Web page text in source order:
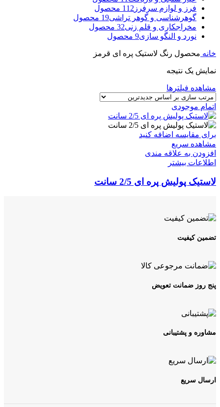
فرز و لوازم سرفرز 112 محصول
گوهرشناسی و گوهر تراشی19 محصول
مخراجکاری و قلم زنی32 محصول
نورد و النگو سازی9 محصول
خانه محصول رنگ لاستیک پره ای قرمز
نمایش یک نتیجه
مشاهده فیلترها
اتمام موجودی
برای مقایسه اضافه کنید
مشاهده سریع
افزودن به علاقه مندی
اطلاعات بیشتر
لاستیک پولیش پره ای 2/5 سانت
تضمین کیفیت
پنج روز ضمانت تعویض
مشاوره و پشتیبانی
ارسال سریع